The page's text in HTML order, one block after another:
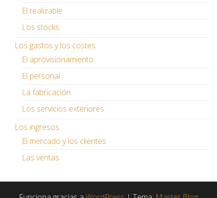
El realizable
Los stocks
Los gastos y los costes
El aprovisionamiento
El personal
La fabricación
Los servicios exteriores
Los ingresos
El mercado y los clientes
Las ventas